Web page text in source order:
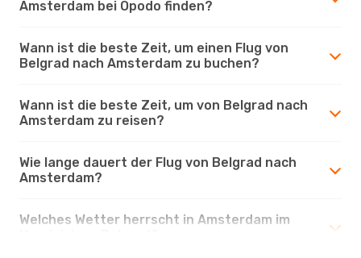
Amsterdam bei Opodo finden?
Wann ist die beste Zeit, um einen Flug von
Belgrad nach Amsterdam zu buchen?
Wann ist die beste Zeit, um von Belgrad nach
Amsterdam zu reisen?
Wie lange dauert der Flug von Belgrad nach
Amsterdam?
Welches Wetter herrscht in Amsterdam im